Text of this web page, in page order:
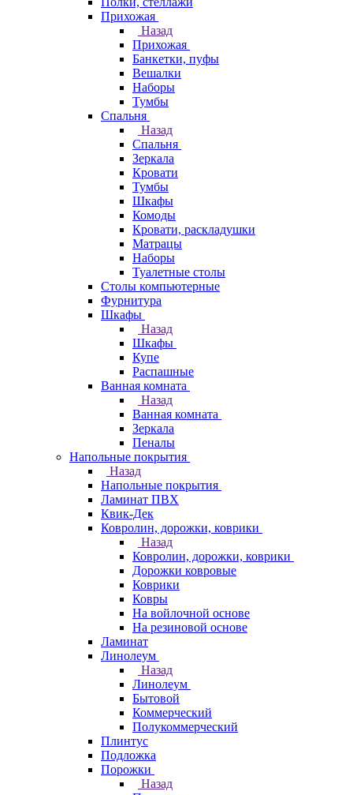
Прихожая
Назад
Прихожая
Банкетки, пуфы
Вешалки
Наборы
Тумбы
Спальня
Назад
Спальня
Зеркала
Кровати
Тумбы
Шкафы
Комоды
Кровати, раскладушки
Матрацы
Наборы
Туалетные столы
Столы компьютерные
Фурнитура
Шкафы
Назад
Шкафы
Купе
Распашные
Ванная комната
Назад
Ванная комната
Зеркала
Пеналы
Напольные покрытия
Назад
Напольные покрытия
Ламинат ПВХ
Квик-Дек
Ковролин, дорожки, коврики
Назад
Ковролин, дорожки, коврики
Дорожки ковровые
Коврики
Ковры
На войлочной основе
На резиновой основе
Ламинат
Линолеум
Назад
Линолеум
Бытовой
Коммерческий
Полукоммерческий
Плинтус
Подложка
Порожки
Назад